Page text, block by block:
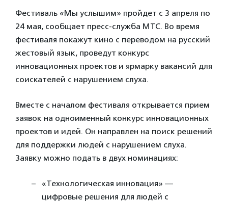
Фестиваль «Мы услышим» пройдет с 3 апреля по
24 мая, сообщает пресс-служба МТС. Во время
фестиваля покажут кино с переводом на русский
жестовый язык, проведут конкурс
инновационных проектов и ярмарку вакансий для
соискателей с нарушением слуха.
Вместе с началом фестиваля открывается прием
заявок на одноименный конкурс инновационных
проектов и идей. Он направлен на поиск решений
для поддержки людей с нарушением слуха.
Заявку можно подать в двух номинациях:
«Технологическая инновация» —
цифровые решения для людей с